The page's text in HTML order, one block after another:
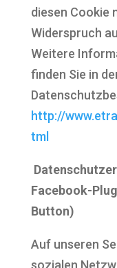
diesen Cookie
Widerspruch
Weitere
finden Sie in
http://
tml
Facebook-
Button)
Auf unseren
sozialen